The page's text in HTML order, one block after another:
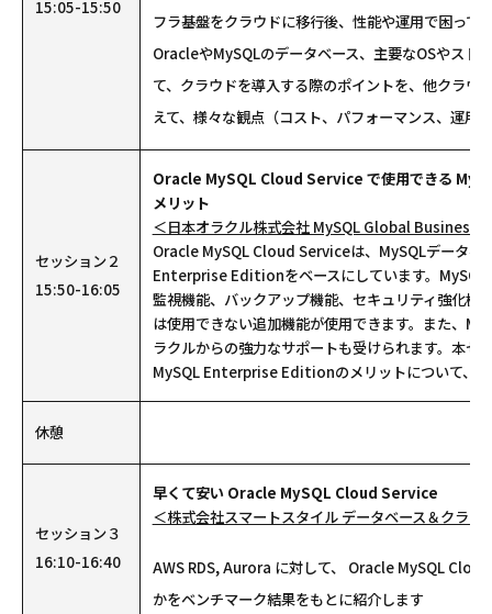
15:05-15:50
フラ基盤をクラウドに移行後、性能や運用で困って
OracleやMySQLのデータベース、主要なOSやスト
て、クラウドを導入する際のポイントを、他クラウ
えて、様々な観点（コスト、パフォーマンス、運用
セッション２
15:50-16:05
Oracle MySQL Cloud Service で使用できる
メリット
＜日本オラクル株式会社 MySQL Global Business
Oracle MySQL Cloud Serviceは、MySQLデータベ
Enterprise Editionをベースにしています。
監視機能、バックアップ機能、セキュリティ強化機
は使用できない追加機能が使用できます。また、
ラクルからの強力なサポートも受けられます。本セ
MySQL Enterprise Editionのメリットについて、ご
休憩
セッション３
16:10-16:40
早くて安い Oracle MySQL Cloud Service
＜株式会社スマートスタイル データベース＆クラ
AWS RDS, Aurora に対して、 Oracle MySQL
かをベンチマーク結果をもとに紹介します